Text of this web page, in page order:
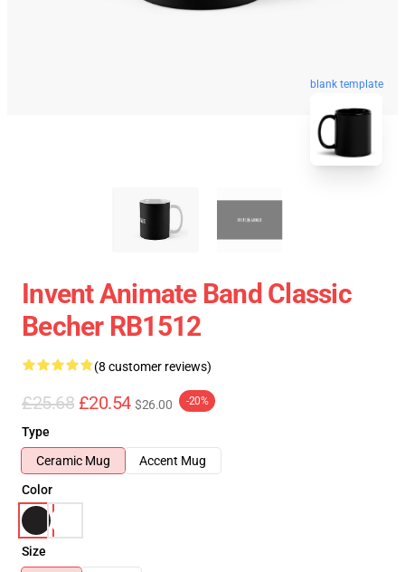
blank template
Invent Animate Band Classic
Becher RB1512
(8 customer reviews)
£25.68 £20.54 $26.00 -20%
Type
Ceramic Mug
Accent Mug
Color
Size